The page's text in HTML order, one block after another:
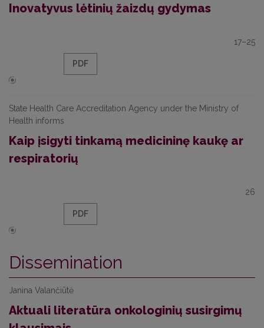
Inovatyvus lėtinių žaizdų gydymas
17–25
PDF
State Health Care Accreditation Agency under the Ministry of
Health informs
Kaip įsigyti tinkamą medicininę kaukę ar
respiratorių
26
PDF
Dissemination
Janina Valančiūtė
Aktuali literatūra onkologinių susirgimų